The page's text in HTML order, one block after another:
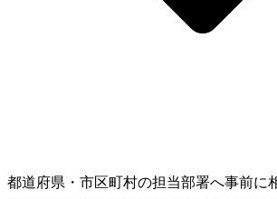
都道府県・市区町村の担当部署へ事前に